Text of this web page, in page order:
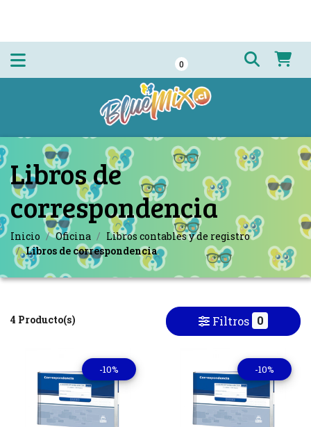
0
Libros de
correspondencia
Inicio Oficina
Libros contables y de registro
Libros de correspondencia
4 Producto(s) Filtros 0
-10% -10%